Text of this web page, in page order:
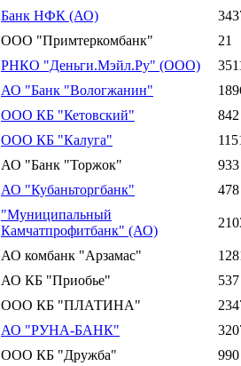
Банк НФК (АО)
ООО "Примтеркомбанк"
21
РНКО "Деньги.Мэйл.Ру" (ООО)
АО "Банк "Вологжанин"
ООО КБ "Кетовский"
842
ООО КБ "Калуга"
АО "Банк "Торжок"
933
АО "Кубаньторгбанк" 478
"Муниципальный
Камчатпрофитбанк" (АО)
АО комбанк "Арзамас"
АО КБ "Приобье"
537
ООО КБ "ПЛАТИНА"
АО "РУНА-БАНК"
ООО КБ "Дружба"
990